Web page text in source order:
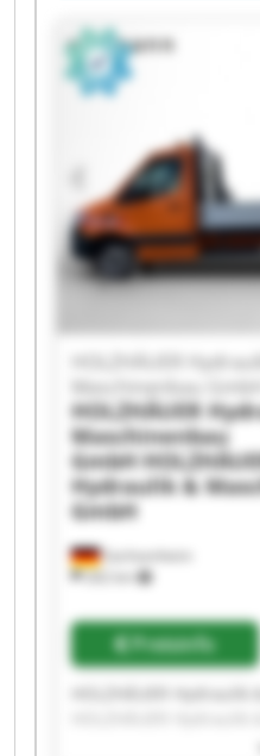
Sachsenheim
262 km
HOLZHÄUER
Maschinenbau GmbH
HOLZHÄUER
Maschinenbau
GmbH
Hydraulik &
GmbH
Preisinfo
HOLZHÄUER
HOLZHÄUER